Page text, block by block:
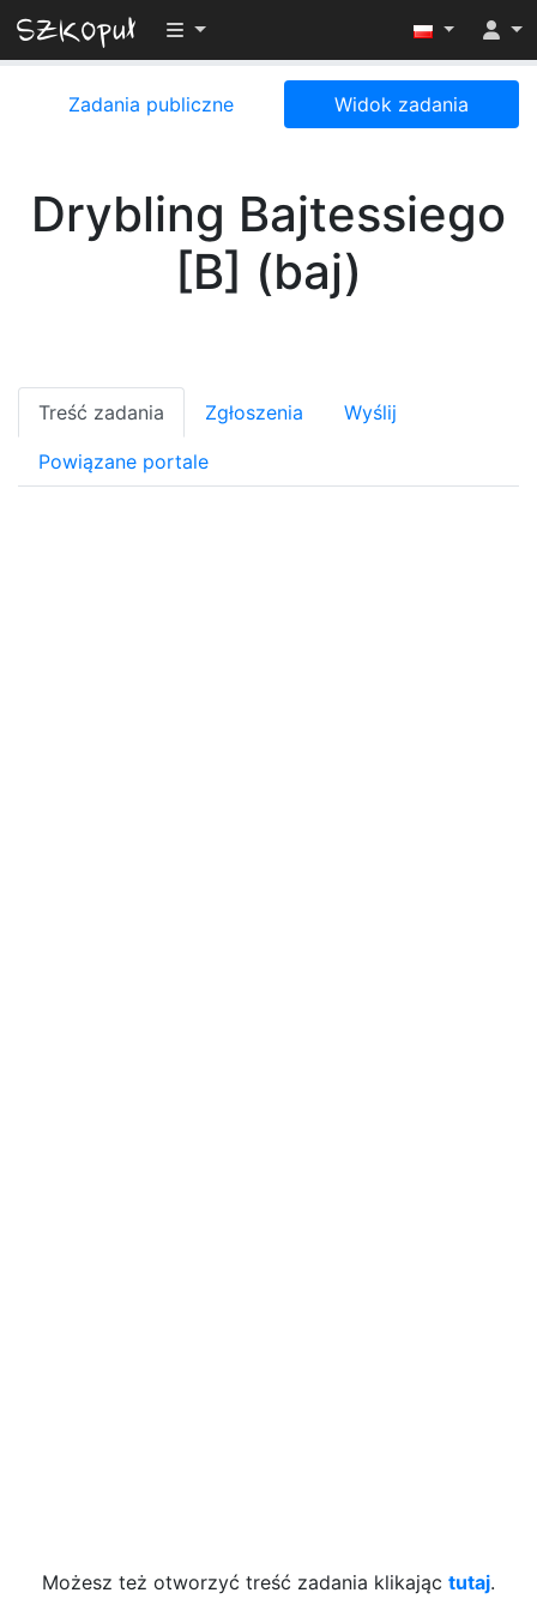
Przełącz widoczność menu
Zadania publiczne Widok zadania
Drybling Bajtessiego
[B] (baj)
Treść zadania Zgłoszenia Wyślij
Powiązane portale
Możesz też otworzyć treść zadania klikając tutaj.